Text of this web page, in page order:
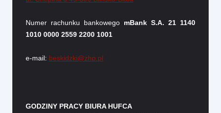
Numer rachunku bankowego mBank S.A. 21 1140
1010 0000 2559 2200 1001
e-mail: beskidzki@zhp.pl
GODZINY PRACY BIURA HUFCA